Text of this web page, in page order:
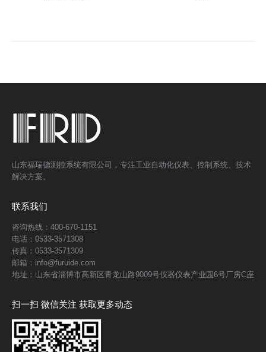
山东福瑞德测控系统有限公司，专注工业自动化仪表、控制系统、技术
解决方案。
联系我们
咨询热线：400-670-1151
电话：0533-3571308
传真：0533-3571309
邮箱：info@furuide.com
地址：山东省淄博市高新区青龙山路9009号仪器仪表产业园6号厂房C座
扫一扫 微信关注 获取更多动态